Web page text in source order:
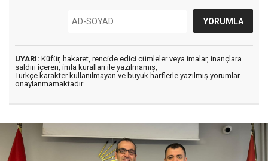
UYARI: Küfür, hakaret, rencide edici cümleler veya imalar, inançlara
saldırı içeren, imla kuralları ile yazılmamış,
Türkçe karakter kullanılmayan ve büyük harflerle yazılmış yorumlar
onaylanmamaktadır.